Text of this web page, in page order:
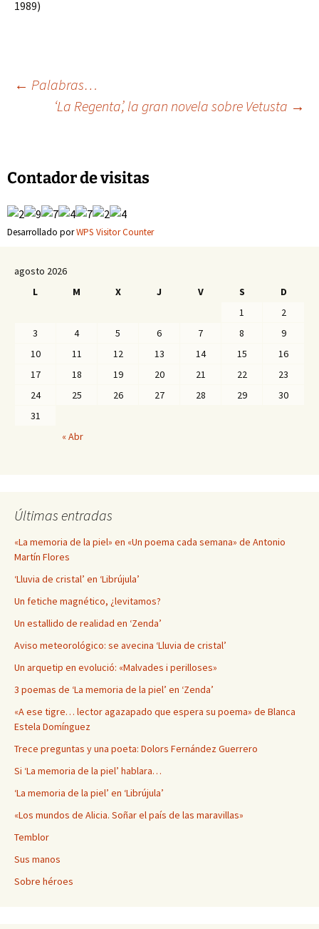
1989)
Navegación
entradas
← Palabras…
‘La Regenta’, la gran novela sobre Vetusta →
Contador de visitas
Desarrollado porWPS Visitor Counter
agosto 2026
L
M X J V S
D
1
2
3
4 5 6 7 8
9
10
11 12 13 14 15
16
17
18 19 20 21 22
23
24
25 26 27 28 29
30
31
« Abr
Últimas entradas
«La memoria de la piel» en «Un poema cada semana» de Antonio
Martín Flores
‘Lluvia de cristal’ en ‘Librújula’
Un fetiche magnético, ¿levitamos?
Un estallido de realidad en ‘Zenda’
Aviso meteorológico: se avecina ‘Lluvia de cristal’
Un arquetip en evolució: «Malvades i perilloses»
3 poemas de ‘La memoria de la piel’ en ‘Zenda’
«A ese tigre… lector agazapado que espera su poema» de Blanca
Estela Domínguez
Trece preguntas y una poeta: Dolors Fernández Guerrero
Si ‘La memoria de la piel’ hablara…
‘La memoria de la piel’ en ‘Librújula’
«Los mundos de Alicia. Soñar el país de las maravillas»
Temblor
Sus manos
Sobre héroes